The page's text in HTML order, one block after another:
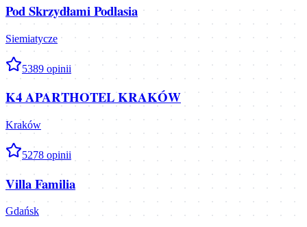
Pod Skrzydłami Podlasia
Siemiatycze
5389 opinii
K4 APARTHOTEL KRAKÓW
Kraków
5278 opinii
Villa Familia
Gdańsk